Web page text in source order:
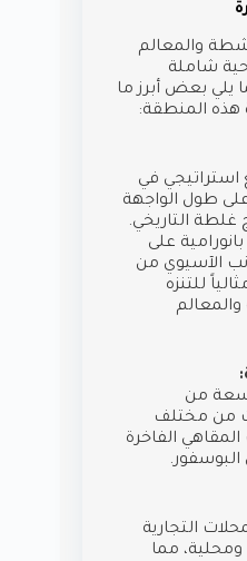
والمعالم
شاملة
يلي بعض أبرز ما
هذه المنطقة:
في
طول الواجهة
غلطة التاريخي.
على
الآسيوي من
للتنزه
من
من مختلف
الفاخرة
البوسفور.
التجارية
مما